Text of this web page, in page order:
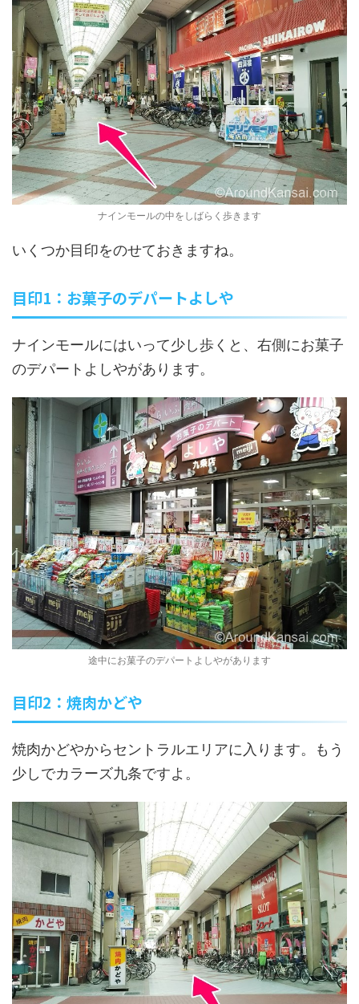
ナインモールの中をしばらく歩きます
いくつか目印をのせておきますね。
目印1：お菓子のデパートよしや
ナインモールにはいって少し歩くと、右側にお菓子
のデパートよしやがあります。
途中にお菓子のデパートよしやがあります
目印2：焼肉かどや
焼肉かどやからセントラルエリアに入ります。もう
少しでカラーズ九条ですよ。